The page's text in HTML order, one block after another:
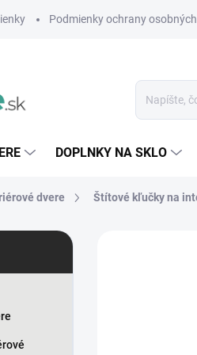
Podmienky ochrany
DOPLNKY NA SKLO
dvere Štítové kľučky na